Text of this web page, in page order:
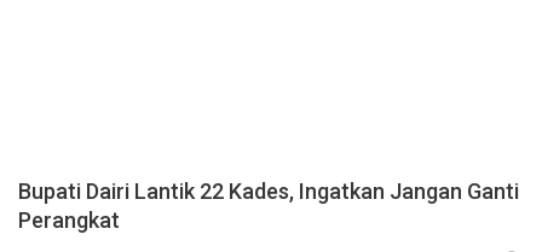
Bupati Dairi Lantik 22 Kades, Ingatkan Jangan Ganti
Perangkat